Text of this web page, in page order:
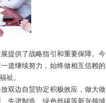
提供了战略指引和重要保障。今
道继续努力，始终做相互信赖的
祉。
双边自贸协定积极效应，做大做
先进制造、绿色低碳等新兴领域